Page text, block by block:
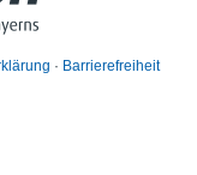
Barrierefreiheit